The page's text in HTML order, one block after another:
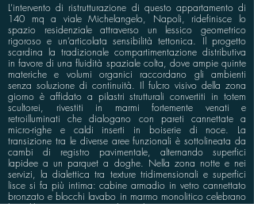
L’intervento di ristrutturazione di questo appartamento di
140 mq a viale Michelangelo, Napoli, ridefinisce lo
spazio residenziale attraverso un lessico geometrico
rigoroso e un’articolata sensibilità tettonica. Il progetto
scardina la tradizionale compartimentazione distributiva
in favore di una fluidità spaziale colta, dove ampie quinte
materiche e volumi organici raccordano gli ambienti
senza soluzione di continuità. Il fulcro visivo della zona
giorno è affidato a pilastri strutturali convertiti in totem
scultorei, rivestiti in marmi fortemente venati e
retroilluminati che dialogano con pareti cannettate a
micro-righe e caldi inserti in boiserie di noce. La
transizione tra le diverse aree funzionali è sottolineata da
cambi di registro pavimentale, alternando superfici
lapidee a un parquet a doghe. Nella zona notte e nei
servizi, la dialettica tra texture tridimensionali e superfici
lisce si fa più intima: cabine armadio in vetro cannettato
bronzato e blocchi lavabo in marmo monolitico celebrano
l'equilibrio tra monumentalità e leggerezza eterea. Ogni